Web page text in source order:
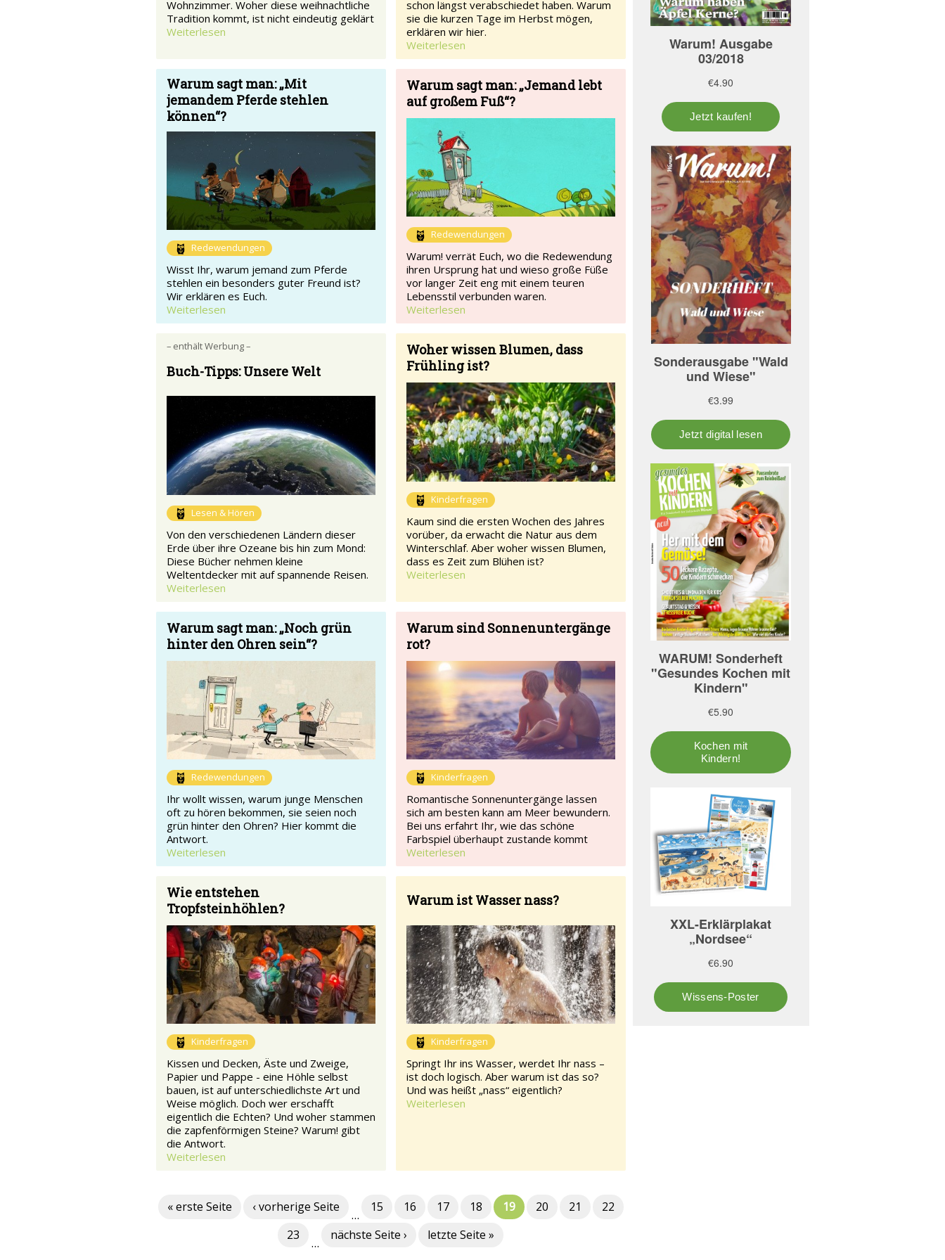
Wohnzimmer. Woher diese weihnachtliche
Tradition kommt, ist nicht eindeutig geklärt
Weiterlesen
schon längst verabschiedet haben. Warum
sie die kurzen Tage im Herbst mögen,
erklären wir hier.
Weiterlesen
Warum sagt man: „Mit
jemandem Pferde stehlen
können“?
Redewendungen
Wisst Ihr, warum jemand zum Pferde
stehlen ein besonders guter Freund ist?
Wir erklären es Euch.
Weiterlesen
Warum sagt man: „Jemand lebt
auf großem Fuß“?
Redewendungen
Warum! verrät Euch, wo die Redewendung
ihren Ursprung hat und wieso große Füße
vor langer Zeit eng mit einem teuren
Lebensstil verbunden waren.
Weiterlesen
– enthält Werbung –
Buch-Tipps: Unsere Welt
Lesen & Hören
Von den verschiedenen Ländern dieser
Erde über ihre Ozeane bis hin zum Mond:
Diese Bücher nehmen kleine
Weltentdecker mit auf spannende Reisen.
Weiterlesen
Woher wissen Blumen, dass
Frühling ist?
Kinderfragen
Kaum sind die ersten Wochen des Jahres
vorüber, da erwacht die Natur aus dem
Winterschlaf. Aber woher wissen Blumen,
dass es Zeit zum Blühen ist?
Weiterlesen
Warum sagt man: „Noch grün
hinter den Ohren sein“?
Redewendungen
Ihr wollt wissen, warum junge Menschen
oft zu hören bekommen, sie seien noch
grün hinter den Ohren? Hier kommt die
Antwort.
Weiterlesen
Warum sind Sonnenuntergänge
rot?
Kinderfragen
Romantische Sonnenuntergänge lassen
sich am besten kann am Meer bewundern.
Bei uns erfahrt Ihr, wie das schöne
Farbspiel überhaupt zustande kommt
Weiterlesen
Wie entstehen
Tropfsteinhöhlen?
Kinderfragen
Kissen und Decken, Äste und Zweige,
Papier und Pappe - eine Höhle selbst
bauen, ist auf unterschiedlichste Art und
Weise möglich. Doch wer erschafft
eigentlich die Echten? Und woher stammen
die zapfenförmigen Steine? Warum! gibt
die Antwort.
Weiterlesen
Warum ist Wasser nass?
Kinderfragen
Springt Ihr ins Wasser, werdet Ihr nass –
ist doch logisch. Aber warum ist das so?
Und was heißt „nass“ eigentlich?
Weiterlesen
« erste Seite ‹ vorherige Seite
…
15 16 17 18 19 20 21
22
23
…
nächste Seite › letzte Seite »